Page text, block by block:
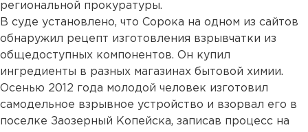
региональной прокуратуры.
В суде установлено, что Сорока на одном из сайтов
обнаружил рецепт изготовления взрывчатки из
общедоступных компонентов. Он купил
ингредиенты в разных магазинах бытовой химии.
Осенью 2012 года молодой человек изготовил
самодельное взрывное устройство и взорвал его в
поселке Заозерный Копейска, записав процесс на